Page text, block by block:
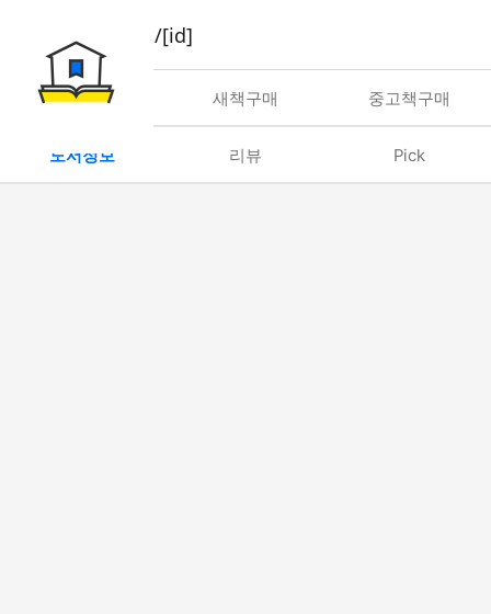
book/rent/[id]
대여 새책구매 중고책구매
도서정보 리뷰 Pick